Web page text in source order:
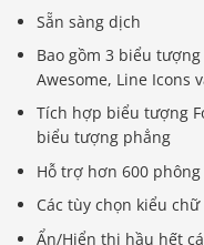
Sẵn sàng dịch
Bao gồm 3 biểu
Awesome, Line Icons
Tích hợp biểu tượng
biểu tượng phẳng
Hỗ trợ hơn 600 phông
Các tùy chọn kiểu
Ẩn/Hiển thị hầu hết